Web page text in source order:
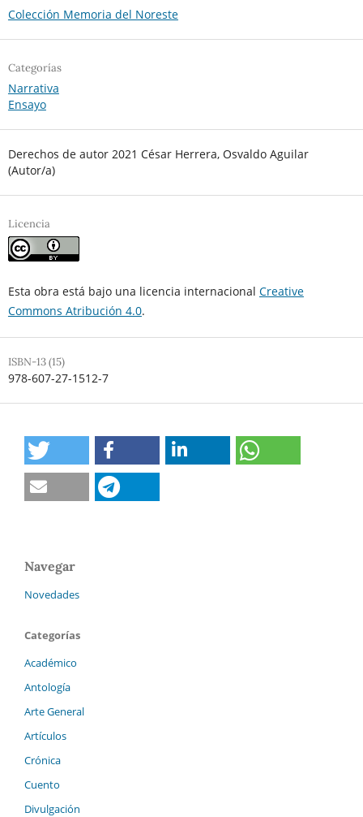
Colección Memoria del Noreste
Categorías
Narrativa
Ensayo
Derechos de autor 2021 César Herrera, Osvaldo Aguilar
(Autor/a)
Licencia
Esta obra está bajo una licencia internacional Creative
Commons Atribución 4.0.
ISBN-13 (15)
978-607-27-1512-7
Navegar
Novedades
Categorías
Académico
Antología
Arte General
Artículos
Crónica
Cuento
Divulgación